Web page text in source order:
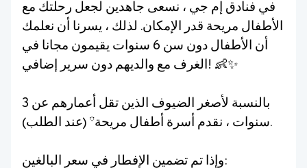
في فنادق إم جي ، نسعى جاهدين لجعل رحلتك مع
الأطفال مريحة قدر الإمكان. لذلك ، يسرنا أن نعلمك
أن الأطفال دون سن 6 سنوات يقيمون مجانا في
الغرف مع والديهم دون سرير إضافي! 👶✨
بالنسبة لأصغر الضيوف الذين تقل أعمارهم عن 3
سنوات ، نقدم أسرة أطفال مريحة* (عند الطلب).
وإذا تم تضمين الإفطار في سعر البالغين: